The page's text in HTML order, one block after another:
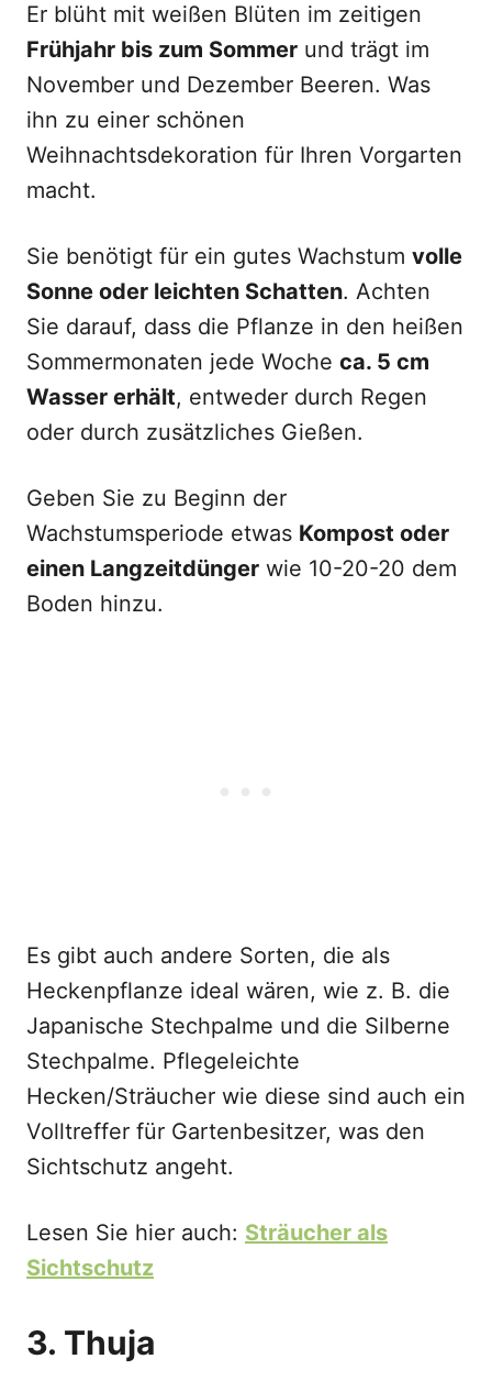
Er blüht mit weißen Blüten im zeitigen
Frühjahr bis zum Sommer und trägt im
November und Dezember Beeren. Was
ihn zu einer schönen
Weihnachtsdekoration für Ihren Vorgarten
macht.
Sie benötigt für ein gutes Wachstum volle
Sonne oder leichten Schatten. Achten
Sie darauf, dass die Pflanze in den heißen
Sommermonaten jede Woche ca. 5 cm
Wasser erhält, entweder durch Regen
oder durch zusätzliches Gießen.
Geben Sie zu Beginn der
Wachstumsperiode etwas Kompost oder
einen Langzeitdünger wie 10-20-20 dem
Boden hinzu.
Es gibt auch andere Sorten, die als
Heckenpflanze ideal wären, wie z. B. die
Japanische Stechpalme und die Silberne
Stechpalme. Pflegeleichte
Hecken/Sträucher wie diese sind auch ein
Volltreffer für Gartenbesitzer, was den
Sichtschutz angeht.
Lesen Sie hier auch: Sträucher als
Sichtschutz
3. Thuja